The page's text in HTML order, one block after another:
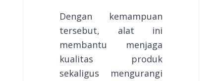
Dengan kemampuan
tersebut, alat ini
membantu menjaga
kualitas produk
sekaligus mengurangi